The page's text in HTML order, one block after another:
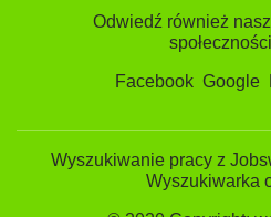
Odwiedź również
Facebook Google
Wyszukiwanie pracy z
Wyszukiwarka